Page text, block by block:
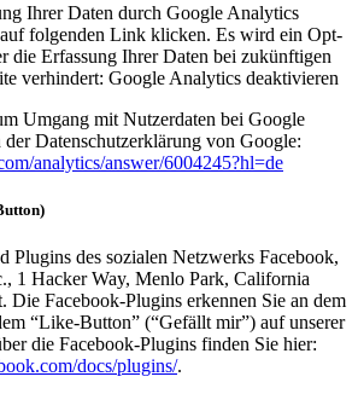
Ihrer Daten durch Google Analytics
folgenden Link klicken. Es wird ein Opt-
die Erfassung Ihrer Daten bei zukünftigen
verhindert: Google Analytics deaktivieren
Umgang mit Nutzerdaten bei Google
Datenschutzerklärung von Google:
analytics/answer/6004245?hl=de
Plugins des sozialen Netzwerks Facebook,
1 Hacker Way, Menlo Park, California
Die Facebook-Plugins erkennen Sie an dem
“Like-Button” (“Gefällt mir”) auf unserer
die Facebook-Plugins finden Sie hier:
docs/plugins/.